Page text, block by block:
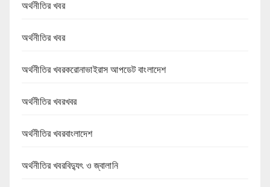
অর্থনীতির খবর
অর্থনীতির খবর
অর্থনীতির খবরকরোনাভাইরাস আপডেট বাংলাদেশ
অর্থনীতির খবরখবর
অর্থনীতির খবরবাংলাদেশ
অর্থনীতির খবরবিদ্যুৎ ও জ্বালানি